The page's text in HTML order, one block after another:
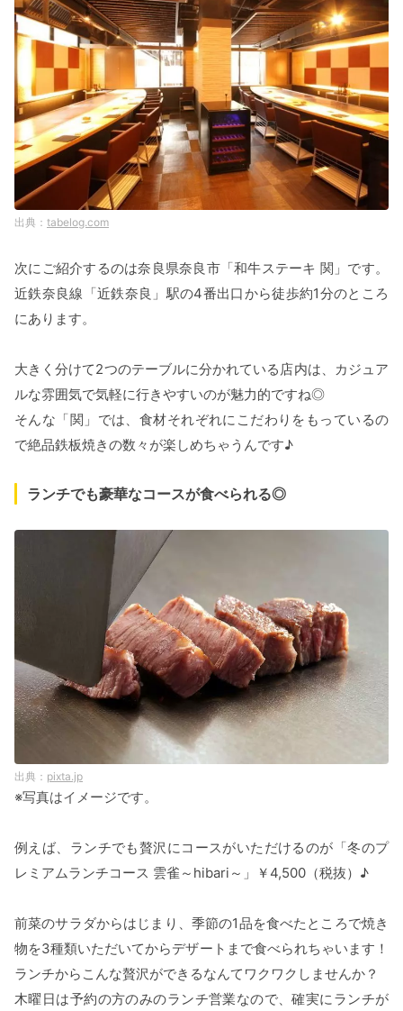
tabelog.com
次にご紹介するのは奈良県奈良市「和牛ステーキ 関」です。
近鉄奈良線「近鉄奈良」駅の4番出口から徒歩約1分のところ
にあります。
大きく分けて2つのテーブルに分かれている店内は、カジュア
ルな雰囲気で気軽に行きやすいのが魅力的ですね◎
そんな「関」では、食材それぞれにこだわりをもっているの
で絶品鉄板焼きの数々が楽しめちゃうんです♪
ランチでも豪華なコースが食べられる◎
pixta.jp
※写真はイメージです。
例えば、ランチでも贅沢にコースがいただけるのが「冬のプ
レミアムランチコース 雲雀～hibari～」￥4,500（税抜）♪
前菜のサラダからはじまり、季節の1品を食べたところで焼き
物を3種類いただいてからデザートまで食べられちゃいます！
ランチからこんな贅沢ができるなんてワクワクしませんか？
木曜日は予約の方のみのランチ営業なので、確実にランチが